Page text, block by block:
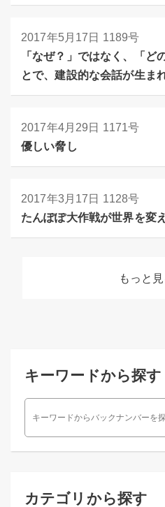
2017年5月17日 1189号
「なぜ？」ではなく、「ど
とで、建設的な会話が生ま
2017年4月29日 1171号
優しい脅し
2017年3月17日 1128号
たんぽぽ大作戦が世界を変
もっと見
キーワードから探す
カテゴリから探す